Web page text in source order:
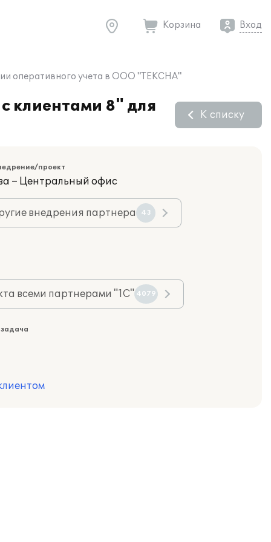
Корзина Вход
оперативного учета в ООО "ТЕКСНА"
клиентами 8" для
К списку
проект
– Центральный офис
внедрения партнера 43
всеми партнерами "1С" 4079